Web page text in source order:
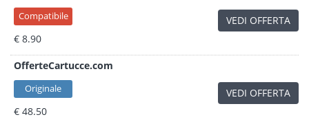
Compatibile
€ 8.90
VEDI OFFERTA
OfferteCartucce.com
Originale
€ 48.50
VEDI OFFERTA